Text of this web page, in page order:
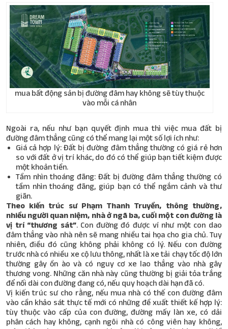
mua bất động sản bị đường đâm hay không sẽ tùy thuộc
vào mỗi cá nhân
Ngoài ra, nếu như bạn quyết định mua thì việc mua đất bị
đường đâm thẳng cũng có thể mang lại một số lợi ích như:
Giá cả hợp lý: Đất bị đường đâm thẳng thường có giá rẻ hơn
so với đất ở vị trí khác, do đó có thể giúp bạn tiết kiệm được
một khoản tiền.
Tầm nhìn thoáng đãng: Đất bị đường đâm thẳng thường có
tầm nhìn thoáng đãng, giúp bạn có thể ngắm cảnh và thư
giãn.
Theo kiến trúc sư Phạm Thanh Truyền, thông thường,
nhiều người quan niệm, nhà ở ngã ba, cuối một con đường là
vị trí “thương sát”. Con đường đó được ví như một con dao
đâm thẳng vào nhà nên sẽ mang nhiều tai họa cho gia chủ. Tuy
nhiên, điều đó cũng không phải không có lý. Nếu con đường
trước nhà có nhiều xe cộ lưu thông, nhất là xe tải chạy tốc độ lớn
thường gây ồn ào và có nguy cơ xe lao thẳng vào nhà gây
thương vong. Những căn nhà này cũng thường bị giải tỏa trắng
để nối dài con đường đang có, nếu quy hoạch dài hạn đã có.
Vị kiến trúc sư cho rằng, nếu mua nhà có thế con đường đâm
vào cần khảo sát thực tế mới có những đề xuất thiết kế hợp lý:
tùy thuộc vào cấp của con đường, đường mấy làn xe, có dải
phân cách hay không, cạnh ngôi nhà có công viên hay không,